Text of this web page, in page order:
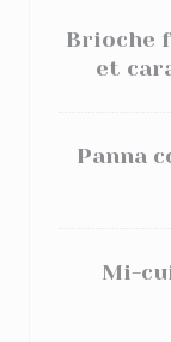
Brioche
et
Panna
Mi-